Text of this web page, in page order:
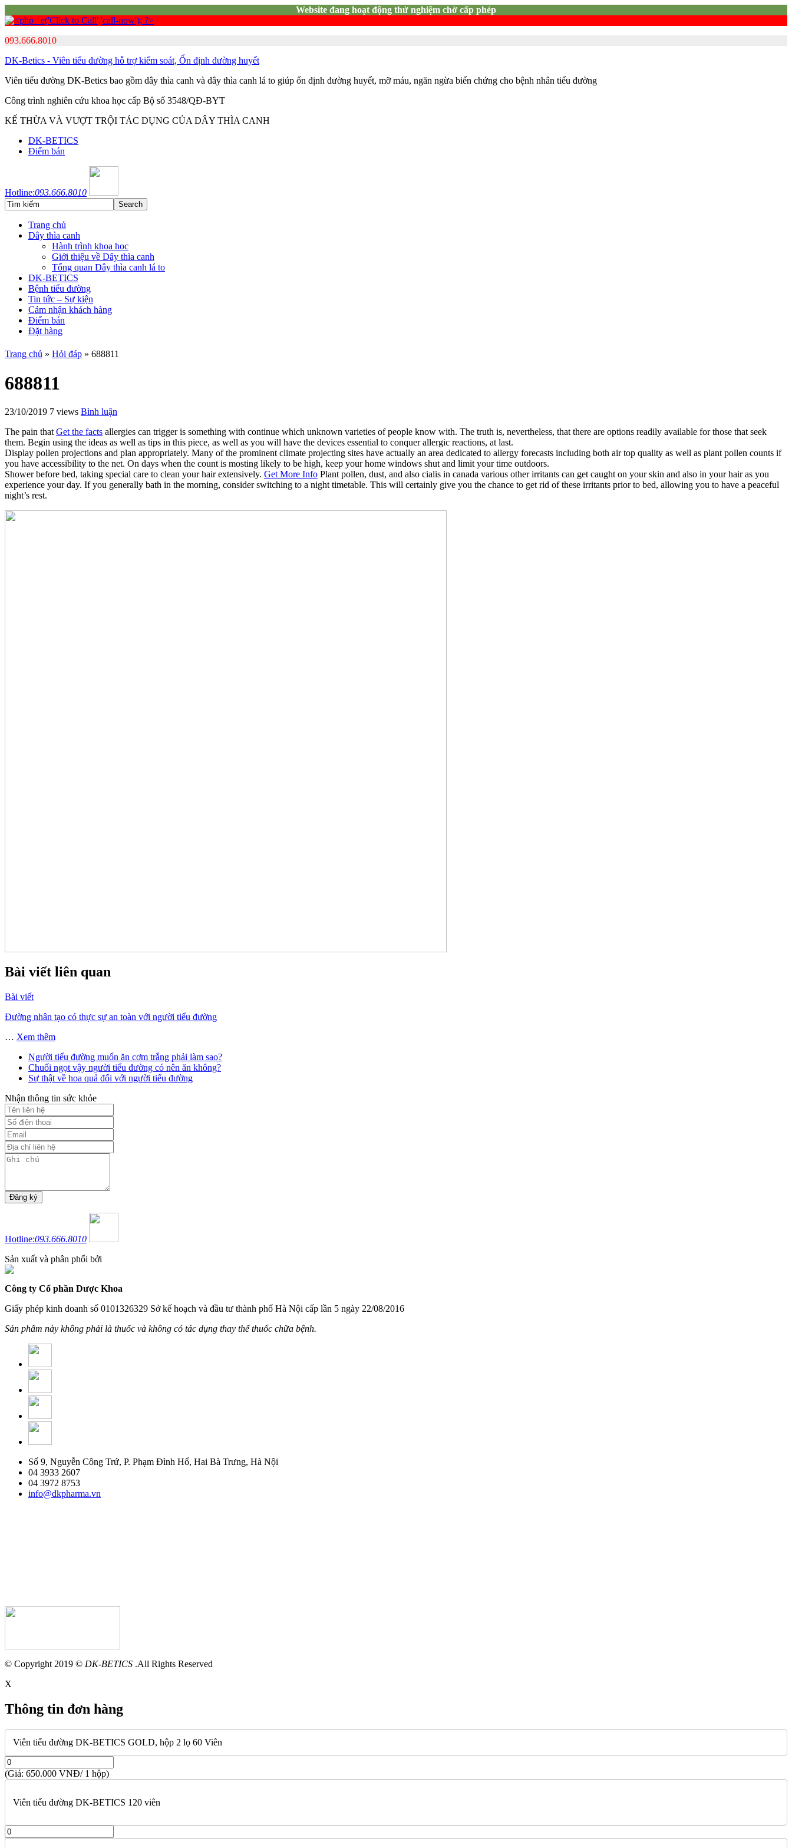
Website đang hoạt động thử nghiệm chờ cấp phép
093.666.8010
DK-Betics - Viên tiểu đường hỗ trợ kiểm soát, Ổn định đường huyết
Viên tiểu đường DK-Betics bao gồm dây thìa canh và dây thìa canh lá to giúp ổn định đường huyết, mỡ máu, ngăn ngừa biến chứng cho bệnh nhân tiểu đường
Công trình nghiên cứu khoa học cấp Bộ số 3548/QĐ-BYT
KẾ THỪA VÀ VƯỢT TRỘI TÁC DỤNG CỦA DÂY THÌA CANH
DK-BETICS
Điểm bán
Hotline:093.666.8010
Trang chủ
Dây thìa canh
Hành trình khoa học
Giới thiệu về Dây thìa canh
Tổng quan Dây thìa canh lá to
DK-BETICS
Bệnh tiểu đường
Tin tức – Sự kiện
Cảm nhận khách hàng
Điểm bán
Đặt hàng
Trang chủ » Hỏi đáp » 688811
688811
23/10/2019 7 views Bình luận
The pain that Get the facts allergies can trigger is something with continue which unknown varieties of people know with. The truth is, nevertheless, that there are options readily available for those that seek
them. Begin using the ideas as well as tips in this piece, as well as you will have the devices essential to conquer allergic reactions, at last.
Display pollen projections and plan appropriately. Many of the prominent climate projecting sites have actually an area dedicated to allergy forecasts including both air top quality as well as plant pollen counts if
you have accessibility to the net. On days when the count is mosting likely to be high, keep your home windows shut and limit your time outdoors.
Shower before bed, taking special care to clean your hair extensively. Get More Info Plant pollen, dust, and also cialis in canada various other irritants can get caught on your skin and also in your hair as you
experience your day. If you generally bath in the morning, consider switching to a night timetable. This will certainly give you the chance to get rid of these irritants prior to bed, allowing you to have a peaceful
night’s rest.
Bài viết liên quan
Bài viết
Đường nhân tạo có thực sự an toàn với người tiểu đường
… Xem thêm
Người tiểu đường muốn ăn cơm trắng phải làm sao?
Chuối ngọt vậy người tiểu đường có nên ăn không?
Sự thật về hoa quả đối với người tiểu đường
Nhận thông tin sức khỏe
Hotline:093.666.8010
Sản xuất và phân phối bởi
Công ty Cổ phần Dược Khoa
Giấy phép kinh doanh số 0101326329 Sở kế hoạch và đầu tư thành phố Hà Nội cấp lần 5 ngày 22/08/2016
Sản phẩm này không phải là thuốc và không có tác dụng thay thế thuốc chữa bệnh.
Số 9, Nguyễn Công Trứ, P. Phạm Đình Hổ, Hai Bà Trưng, Hà Nội
04 3933 2607
04 3972 8753
info@dkpharma.vn
© Copyright 2019 © DK-BETICS .All Rights Reserved
X
Thông tin đơn hàng
Viên tiểu đường DK-BETICS GOLD, hộp 2 lọ 60 Viên
(Giá: 650.000 VNĐ/ 1 hộp)
Viên tiểu đường DK-BETICS 120 viên